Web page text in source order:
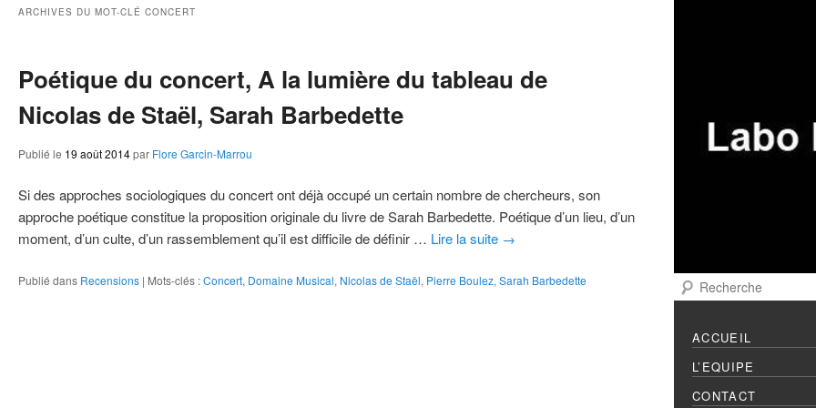
Recherche
ACCUEIL
L’EQUIPE
CONTACT
ARCHIVES DU MOT-CLÉ CONCERT
Poétique du concert, A la lumière du tableau de
Nicolas de Staël, Sarah Barbedette
Publié le 19 août 2014par Flore Garcin-Marrou
Si des approches sociologiques du concert ont déjà occupé un certain nombre de chercheurs, son
approche poétique constitue la proposition originale du livre de Sarah Barbedette. Poétique d’un lieu, d’un
moment, d’un culte, d’un rassemblement qu’il est difficile de définir … Lire la suite →
Publié dans Recensions | Mots-clés :Concert, Domaine Musical, Nicolas de Staël, Pierre Boulez, Sarah Barbedette